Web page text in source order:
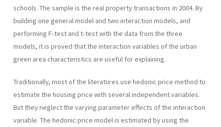
schools. The sample is the real property transactions in 2004. By
building one general model and two interaction models, and
performing F-test and t-test with the data from the three
models, it is proved that the interaction variables of the urban
green area characteristics are useful for explaining.
Traditionally, most of the literatures use hedonic price method to
estimate the housing price with several independent variables.
But they neglect the varying parameter effects of the interaction
variable. The hedonic price model is estimated by using the